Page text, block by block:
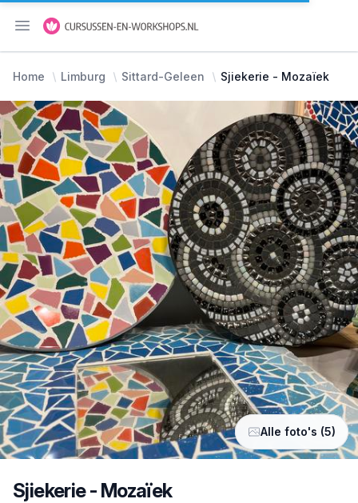
Menu openen
Home Limburg Sittard-Geleen Sjiekerie - Mozaïek
Alle foto's (5)
Sjiekerie - Mozaïek